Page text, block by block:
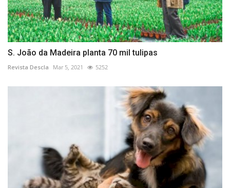
S. João da Madeira planta 70 mil tulipas
Revista Descla Mar 5, 2021 5252